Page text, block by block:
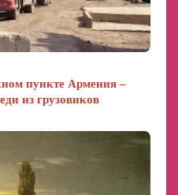
пункте Армения –
из грузовиков